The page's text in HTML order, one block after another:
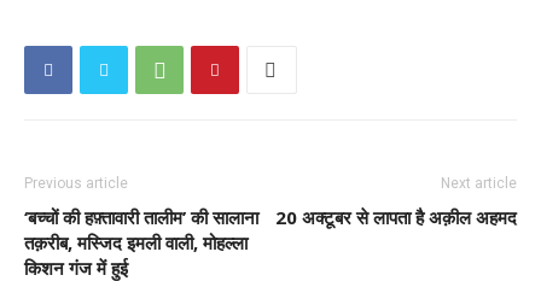
Previous article
‘बच्चों की हफ़्तावारी तालीम’ की सालाना
तक़रीब, मस्जिद इमली वाली, मोहल्ला
किशन गंज में हुई
Next article
20 अक्टूबर से लापता है अक़ील अहमद